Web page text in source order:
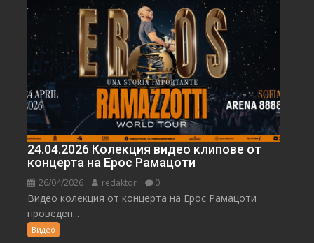
24.04.2026 Колекция видео клипове от
концерта на Ерос Рамацоти
26/04/2026 redaktor 0
Видео колекция от концерта на Ерос Рамацоти
проведен...
Видео